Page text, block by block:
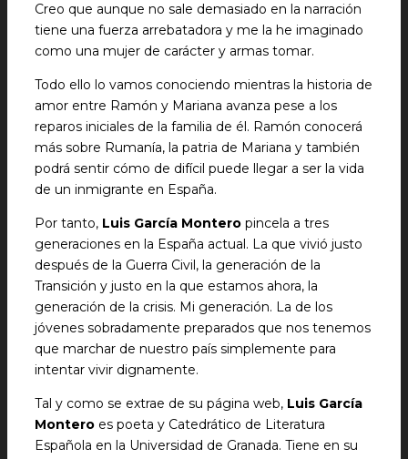
Creo que aunque no sale demasiado en la narración
tiene una fuerza arrebatadora y me la he imaginado
como una mujer de carácter y armas tomar.
Todo ello lo vamos conociendo mientras la historia de
amor entre Ramón y Mariana avanza pese a los
reparos iniciales de la familia de él. Ramón conocerá
más sobre Rumanía, la patria de Mariana y también
podrá sentir cómo de difícil puede llegar a ser la vida
de un inmigrante en España.
Por tanto, Luis García Montero pincela a tres
generaciones en la España actual. La que vivió justo
después de la Guerra Civil, la generación de la
Transición y justo en la que estamos ahora, la
generación de la crisis. Mi generación. La de los
jóvenes sobradamente preparados que nos tenemos
que marchar de nuestro país simplemente para
intentar vivir dignamente.
Tal y como se extrae de su página web, Luis García
Montero es poeta y Catedrático de Literatura
Española en la Universidad de Granada. Tiene en su